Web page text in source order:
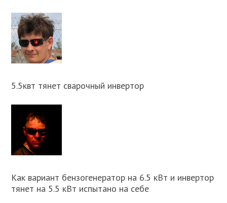
5.5квт тянет сварочный инвертор
Как вариант бензогенератор на 6.5 кВт и инвертор
тянет на 5.5 кВт испытано на себе